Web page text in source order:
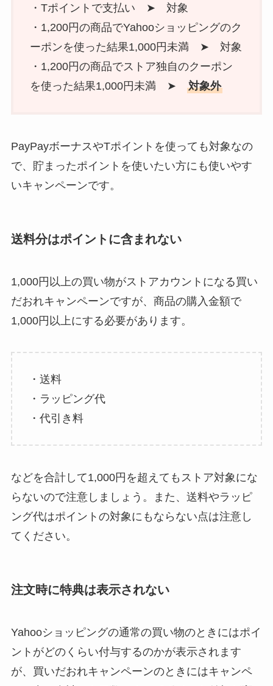
・Tポイントで支払い ➤ 対象
・1,200円の商品でYahooショッピングのク
ーポンを使った結果1,000円未満 ➤ 対象
・1,200円の商品でストア独自のクーポン
を使った結果1,000円未満 ➤ 対象外
PayPayボーナスやTポイントを使っても対象なの
で、貯まったポイントを使いたい方にも使いやす
いキャンペーンです。
送料分はポイントに含まれない
1,000円以上の買い物がストアカウントになる買い
だおれキャンペーンですが、商品の購入金額で
1,000円以上にする必要があります。
・送料
・ラッピング代
・代引き料
などを合計して1,000円を超えてもストア対象にな
らないので注意しましょう。また、送料やラッピ
ング代はポイントの対象にもならない点は注意し
てください。
注文時に特典は表示されない
Yahooショッピングの通常の買い物のときにはポイ
ントがどのくらい付与するのかが表示されます
が、買いだおれキャンペーンのときにはキャンペ